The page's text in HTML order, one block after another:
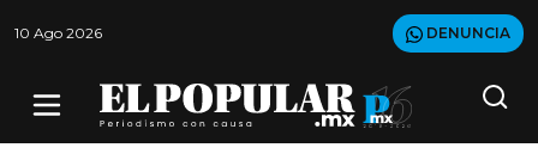
10 Ago 2026 DENUNCIA